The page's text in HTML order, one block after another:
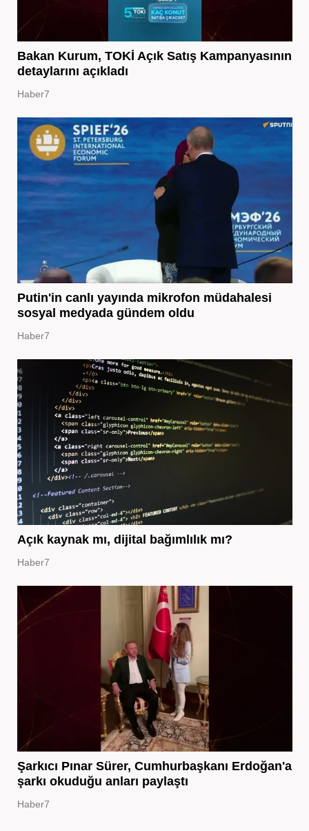
Bakan Kurum, TOKİ Açık Satış Kampanyasının
detaylarını açıkladı
Haber7
Putin'in canlı yayında mikrofon müdahalesi
sosyal medyada gündem oldu
Haber7
Açık kaynak mı, dijital bağımlılık mı?
Haber7
Şarkıcı Pınar Sürer, Cumhurbaşkanı Erdoğan'a
şarkı okuduğu anları paylaştı
Haber7